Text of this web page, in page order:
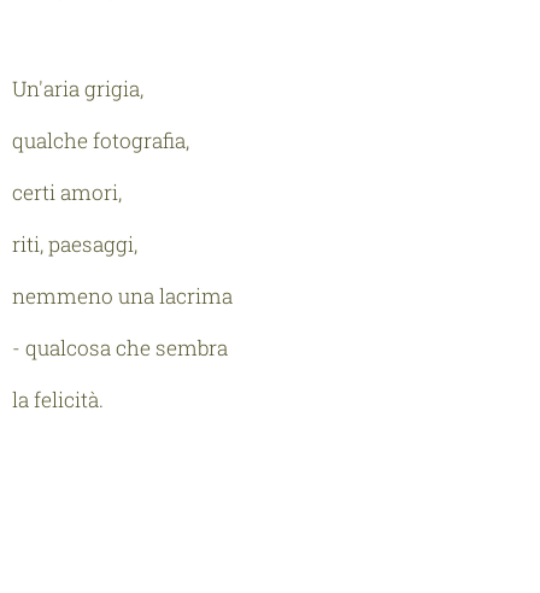
Un'aria grigia,
qualche fotografia,
certi amori,
riti, paesaggi,
nemmeno una lacrima
- qualcosa che sembra
la felicità.